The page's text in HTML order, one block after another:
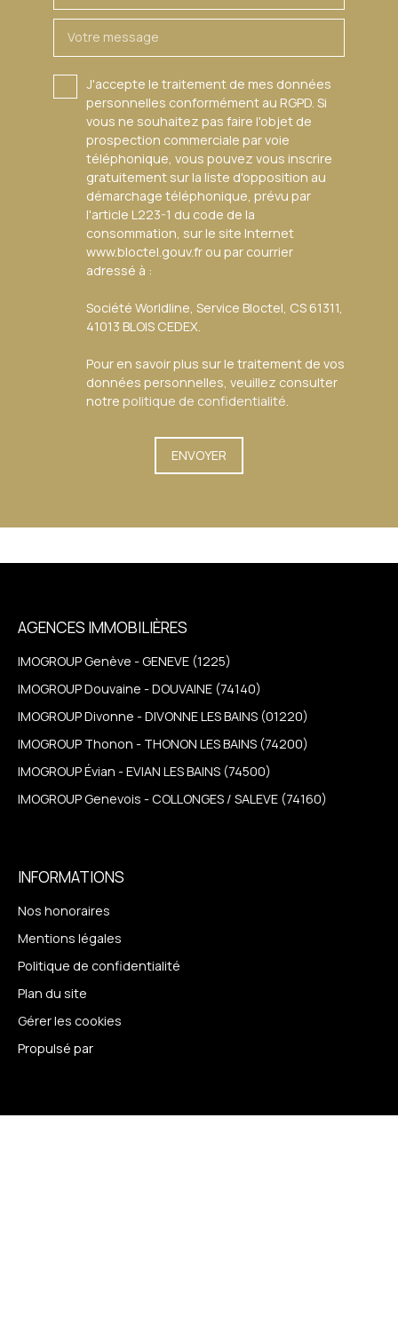
Votre message
J'accepte le traitement de mes données
personnelles conformément au RGPD. Si
vous ne souhaitez pas faire l'objet de
prospection commerciale par voie
téléphonique, vous pouvez vous inscrire
gratuitement sur la liste d'opposition au
démarchage téléphonique, prévu par
l'article L223-1 du code de la
consommation, sur le site Internet
www.bloctel.gouv.fr ou par courrier
adressé à :
Société Worldline, Service Bloctel, CS 61311,
41013 BLOIS CEDEX.
Pour en savoir plus sur le traitement de vos
données personnelles, veuillez consulter
notre politique de confidentialité
ENVOYER
AGENCES IMMOBILIÈRES
IMOGROUP Genève - GENEVE (1225)
IMOGROUP Douvaine - DOUVAINE (74140)
IMOGROUP Divonne - DIVONNE LES BAINS (01220)
IMOGROUP Thonon - THONON LES BAINS (74200)
IMOGROUP Évian - EVIAN LES BAINS (74500)
IMOGROUP Genevois - COLLONGES / SALEVE (74160)
INFORMATIONS
Nos honoraires
Mentions légales
Politique de confidentialité
Plan du site
Gérer les cookies
Propulsé par